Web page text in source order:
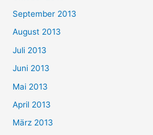
September 2013
August 2013
Juli 2013
Juni 2013
Mai 2013
April 2013
März 2013